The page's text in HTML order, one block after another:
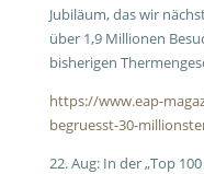
Jubiläum, das wir
über 1,9 Millionen
bisherigen
https://www.eap-
begruesst-30-
22. Aug: In der „Top